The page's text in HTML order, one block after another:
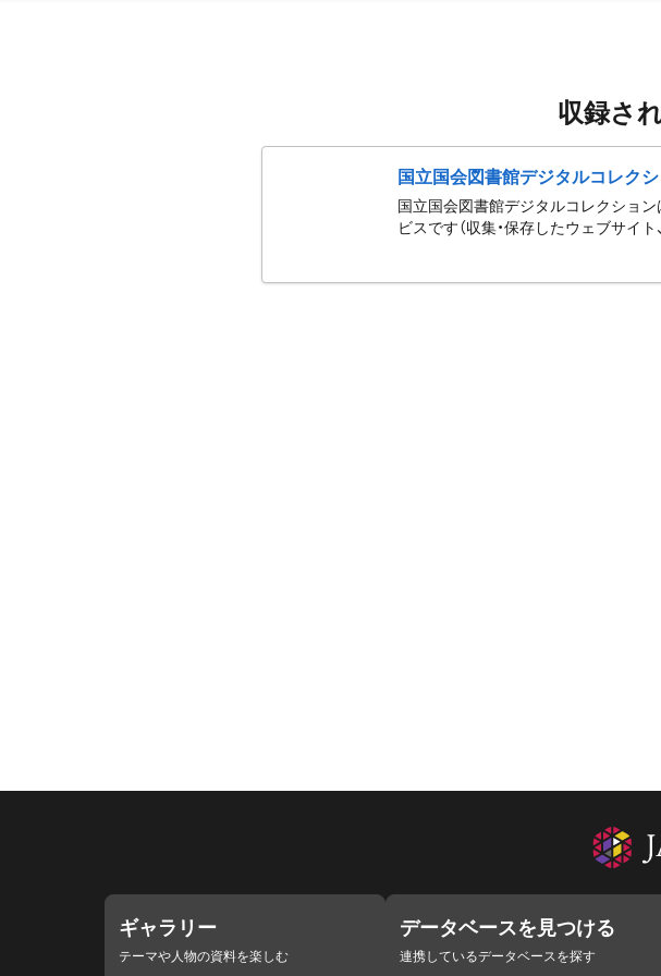
収録さ
国立国会図書館デジタルコレク
国立国会図書館デジタルコレクション
ビスです（収集・保存したウェブサイ
ギャラリー
テーマや人物の資料を楽しむ
データベースを見つける
連携しているデータベースを探す